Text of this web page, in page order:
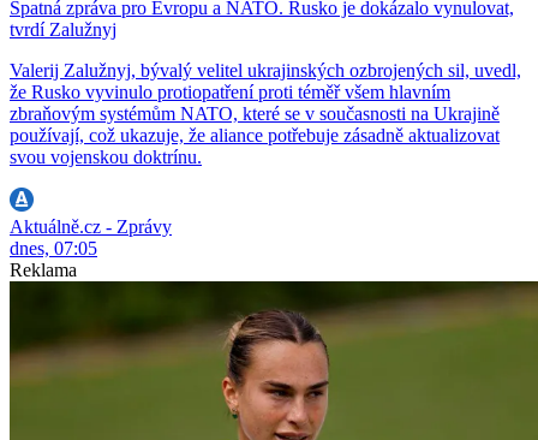
Špatná zpráva pro Evropu a NATO. Rusko je dokázalo vynulovat,
tvrdí Zalužnyj
Valerij Zalužnyj, bývalý velitel ukrajinských ozbrojených sil, uvedl,
že Rusko vyvinulo protiopatření proti téměř všem hlavním
zbraňovým systémům NATO, které se v současnosti na Ukrajině
používají, což ukazuje, že aliance potřebuje zásadně aktualizovat
svou vojenskou doktrínu.
Aktuálně.cz - Zprávy
dnes, 07:05
Reklama